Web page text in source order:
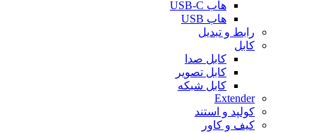
هاب USB-C
هاب USB
رابط و تبدیل
کابل
کابل صدا
کابل تصویر
کابل شبکه
Extender
کولپد و استند
کیف و کاور